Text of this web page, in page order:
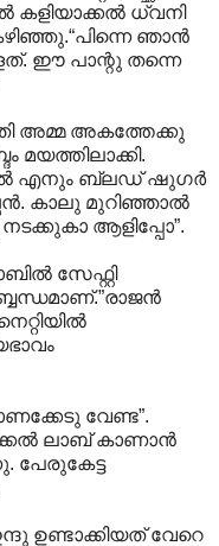
ധ്വനി
ഞാൻ
ഈ പാന്റു തന്നെ
അമ്മ അകത്തേക്കു
മയത്തിലാക്കി.
എനും ബ്ലഡ് ഷുഗർ
കാലു മുറിഞ്ഞാൽ
ആളിപ്പോ”.
സേഫ്റ്റി
വേണ്ട”.
ലാബ് കാണാൻ
പേരുകേട്ട
ഉണ്ടാക്കിയത് വേറെ